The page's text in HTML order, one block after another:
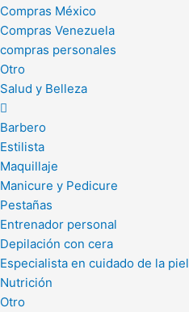
Compras México
Compras Venezuela
compras personales
Otro
Salud y Belleza
Barbero
Estilista
Maquillaje
Manicure y Pedicure
Pestañas
Entrenador personal
Depilación con cera
Especialista en cuidado de la piel
Nutrición
Otro